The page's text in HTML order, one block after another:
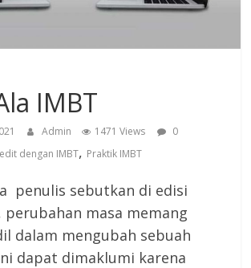
IMBT
Admin 1471 Views
0
dengan IMBT, Praktik IMBT
penulis sebutkan di edisi
perubahan masa memang
dalam mengubah sebuah
dapat dimaklumi karena